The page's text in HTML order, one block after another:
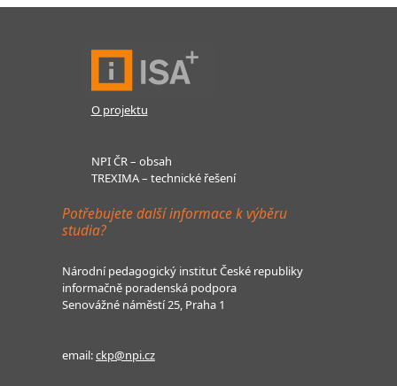
O projektu
NPI ČR – obsah
TREXIMA – technické řešení
Potřebujete další informace k výběru
studia?
Národní pedagogický institut České republiky
informačně poradenská podpora
Senovážné náměstí 25, Praha 1
email:ckp@npi.cz